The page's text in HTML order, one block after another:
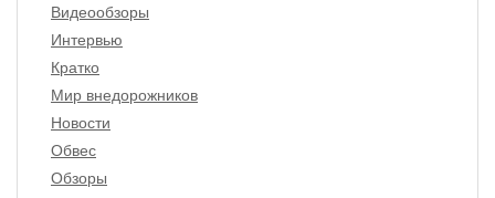
Видеообзоры
Интервью
Кратко
Мир внедорожников
Новости
Обвес
Обзоры